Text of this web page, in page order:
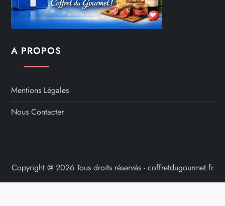
A PROPOS
Mentions Légales
Nous Contacter
Copyright @ 2026 Tous droits réservés - coffretdugourmet.fr